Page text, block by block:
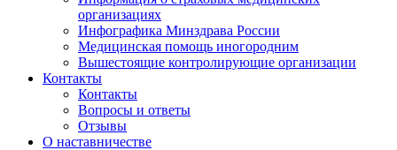
организациях
Инфографика Минздрава России
Медицинская помощь иногородним
Вышестоящие контролирующие организации
Контакты
Контакты
Вопросы и ответы
Отзывы
О наставничестве